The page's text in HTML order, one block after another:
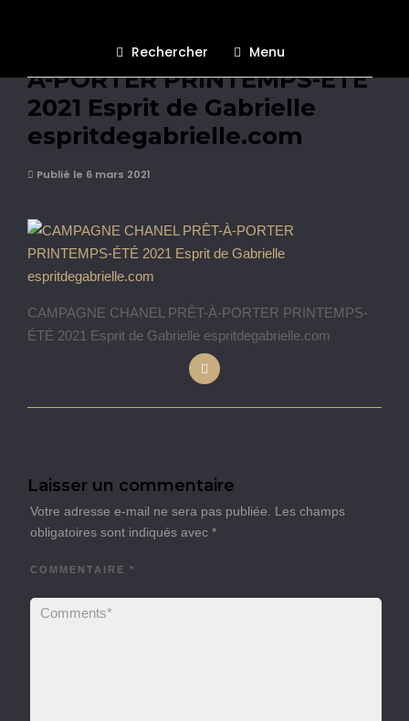
Rechercher Menu
CAMPAGNE CHANEL PRÊT-
À-PORTER PRINTEMPS-ÉTÉ
2021 Esprit de Gabrielle
espritdegabrielle.com
Publié le 6 mars 2021
CAMPAGNE CHANEL PRÊT-À-PORTER PRINTEMPS-
ÉTÉ 2021 Esprit de Gabrielle espritdegabrielle.com
Laisser un commentaire
Votre adresse e-mail ne sera pas publiée.
Les champs
obligatoires sont indiqués avec *
COMMENTAIRE *